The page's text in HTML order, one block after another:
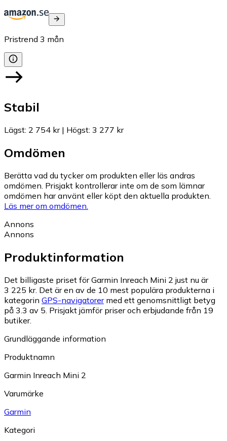
Pristrend 3 mån
Stabil
Lägst: 2 754 kr| Högst: 3 277 kr
Omdömen
Berätta vad du tycker om produkten eller läs andras
omdömen. Prisjakt kontrollerar inte om de som lämnar
omdömen har använt eller köpt den aktuella produkten.
Läs mer om omdömen.
Annons
Annons
Produktinformation
Det billigaste priset för Garmin Inreach Mini 2 just nu är
3 225 kr. Det är en av de 10 mest populära produkterna i
kategorin GPS-navigatorermed ett genomsnittligt betyg
på 3.3 av 5. Prisjakt jämför priser och erbjudande från 19
butiker.
Grundläggande information
Produktnamn
Garmin Inreach Mini 2
Varumärke
Garmin
Kategori